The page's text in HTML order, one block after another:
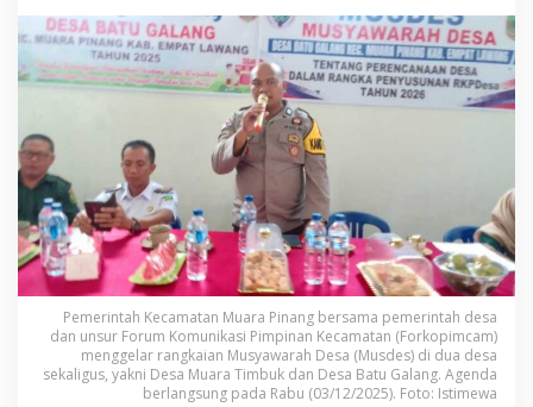
i
m
b
u
k
d
a
n
B
a
t
u
a
l
a
n
Pemerintah Kecamatan Muara Pinang bersama pemerintah desa
dan unsur Forum Komunikasi Pimpinan Kecamatan (Forkopimcam)
menggelar rangkaian Musyawarah Desa (Musdes) di dua desa
sekaligus, yakni Desa Muara Timbuk dan Desa Batu Galang. Agenda
berlangsung pada Rabu (03/12/2025). Foto: Istimewa